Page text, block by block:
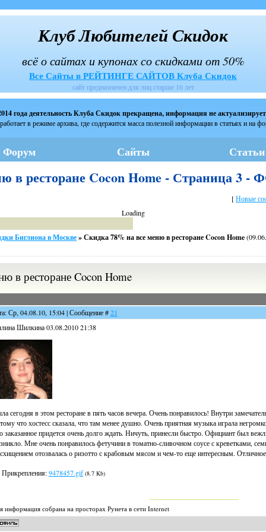
Клуб Любителей Скидок
всё о сайтах и купонах со скидками от 50%
Все Сайты в РЕЙТИНГЕ САЙТОВ Клуба Скидок
сайт предназначен для лиц старше 16 лет
года деятельность Клуба Скидок прекращена, информация не
в режиме архива, где содержится масса полезной информации в статьях и на
Форум Сайты Статьи
в ресторане Cocon Home - Страница 3
[Новые
Loading
Биглиона в Москве»Скидка 78% на все меню в ресторане Cocon Home
в ресторане Cocon Home
Ср, 04.08.10, 15:04 | Сообщение #21
Шилкина 03.08.2010 21:38
сегодня в этом ресторане в пять часов вечера. Очень понравилось! Внутри
что хостесс сказала, что там менее душно. Очень приятная музыка играла
заказанное придется очень долго ждать. Ничуть, принесли быстро. Официант был
Мне очень понравилось фетучини в томатно-сливочном соусе с креветками,
отозвалась о ризотто с крабовым мясом и чем-то еще интересным.
Прикрепления:9478457.gif (8.7 Kb)
информация собрана на просторах Рунета в сети Internet